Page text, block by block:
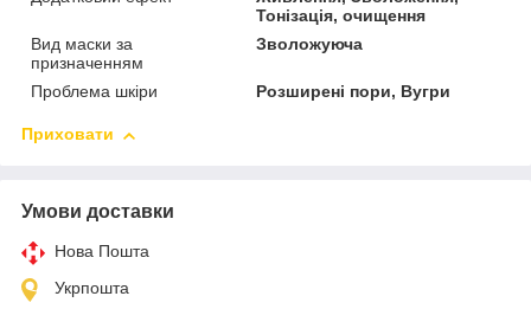
Тонізація, очищення
Вид маски за
призначенням
Зволожуюча
Проблема шкіри Розширені пори, Вугри
Приховати
Умови доставки
Нова Пошта
Укрпошта